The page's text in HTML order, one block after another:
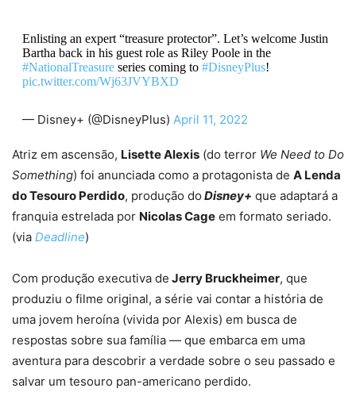
Enlisting an expert “treasure protector”. Let’s welcome Justin
Bartha back in his guest role as Riley Poole in the
#NationalTreasureseries coming to #DisneyPlus!
pic.twitter.com/Wj63JVYBXD
— Disney+ (@DisneyPlus) April 11, 2022
Atriz em ascensão, Lisette Alexis (do terror We Need to Do
Something) foi anunciada como a protagonista de A Lenda
do Tesouro Perdido, produção do Disney+ que adaptará a
franquia estrelada por Nicolas Cage em formato seriado.
(via Deadline)
Com produção executiva de Jerry Bruckheimer, que
produziu o filme original, a série vai contar a história de
uma jovem heroína (vivida por Alexis) em busca de
respostas sobre sua família — que embarca em uma
aventura para descobrir a verdade sobre o seu passado e
salvar um tesouro pan-americano perdido.